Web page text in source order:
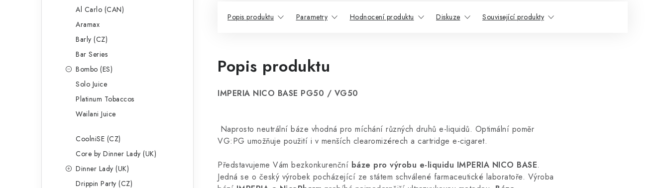
Al Carlo (CAN)
Aramax
Barly (CZ)
Bar Series
Bombo (ES)
Solo Juice
Platinum Tobaccos
Wailani Juice
CoolniSE (CZ)
Core by Dinner Lady (UK)
Dinner Lady (UK)
Drippin Party (CZ)
Popis produktu Parametry Hodnocení produktu Diskuze Související produkty
Popis produktu
IMPERIA NICO BASE PG50 / VG50
Naprosto neutrální báze vhodná pro míchání různých druhů e-liquidů. Optimální poměr
VG:PG umožňuje použití i v menších clearomizérech a cartridge e-cigaret.
Představujeme Vám bezkonkurenční báze pro výrobu e-liquidu IMPERIA NICO BASE.
Jedná se o český výrobek pocházející ze státem schválené farmaceutické laboratoře. Výroba